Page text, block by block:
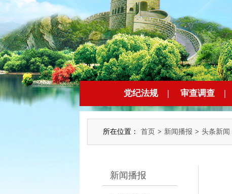
党纪法规 | 审查调查 |
所在位置： 首页 > 新闻播报 > 头条新闻
新闻播报